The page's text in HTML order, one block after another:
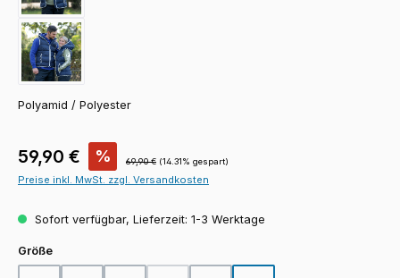
Polyamid / Polyester
Verkaufspreis:
59,90 € % Regulärer Preis:
69,90 € (14.31% gespart)
Preise inkl. MwSt. zzgl. Versandkosten
Sofort verfügbar, Lieferzeit: 1-3 Werktage
Größeauswählen